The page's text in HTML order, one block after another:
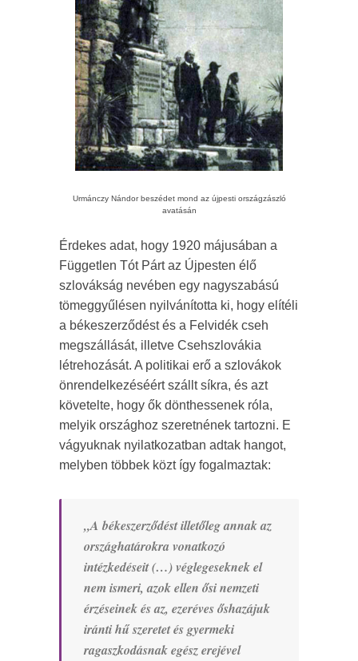
Urmánczy Nándor beszédet mond az újpesti országzászló
avatásán
Érdekes adat, hogy 1920 májusában a
Független Tót Párt az Újpesten élő
szlovákság nevében egy nagyszabású
tömeggyűlésen nyilvánította ki, hogy elítéli
a békeszerződést és a Felvidék cseh
megszállását, illetve Csehszlovákia
létrehozását. A politikai erő a szlovákok
önrendelkezéséért szállt síkra, és azt
követelte, hogy ők dönthessenek róla,
melyik országhoz szeretnének tartozni. E
vágyuknak nyilatkozatban adtak hangot,
melyben többek közt így fogalmaztak:
„A békeszerződést illetőleg annak az
országhatárokra vonatkozó
intézkedéseit (…) véglegeseknek el
nem ismeri, azok ellen ősi nemzeti
érzéseinek és az, ezeréves őshazájuk
iránti hű szeretet és gyermeki
ragaszkodásnak egész erejével